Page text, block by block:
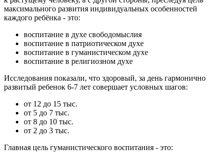
максимального развития индивидуальных особенностей
каждого ребёнка - это:
воспитание в духе свободомыслия
воспитание в патриотическом духе
воспитание в гуманистическом духе
воспитание в религиозном духе
Исследования показали, что здоровый, за день гармонично
развитый ребенок 6-7 лет совершает условных шагов:
от 12 до 15 тыс.
от 5 до 7 тыс.
от 8 до 10 тыс.
от 2 до 3 тыс.
Главная цель гуманистического воспитания - это: